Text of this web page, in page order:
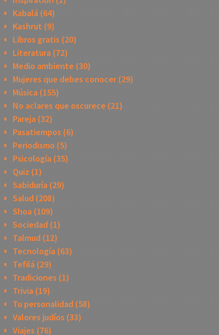
Kabalá(64)
Kashrut (9)
Libros gratis (20)
Literatura(72)
Medio ambiente (30)
Mujeres que debes conocer(29)
Música(155)
No aclares que oscurece (21)
Pareja(32)
Pasatiempos (6)
Periodismo (5)
Psicología(35)
Quiz (1)
Sabiduría(29)
Salud (208)
Shoa(109)
Sociedad(1)
Talmud (12)
Tecnología(63)
Tefilá(29)
Tradiciones (1)
Trivia(19)
Tu personalidad(58)
Valores judíos (33)
Viajes (76)